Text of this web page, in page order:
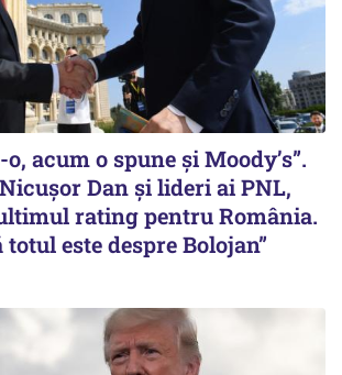
acum o spune și Moody’s”.
Dan și lideri ai PNL,
rating pentru România.
totul este despre Bolojan”